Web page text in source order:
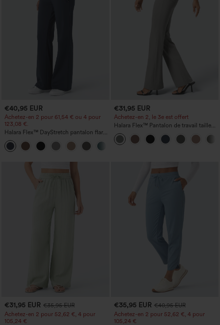
€40,95 EUR
Achetez-en 2 pour 61,54 € ou 4 pour
123,08 €.
Halara Flex™ DayStretch pantalon flare
de travail, taille mi-haute, poche latérale
zippée
+12
€31,95 EUR
Achetez-en 2, le 3e est offert
Halara Flex™ Pantalon de travail taille
haute avec poche latérale arrière et
légère coupe évasée
€31,95 EUR €35,95 EUR
Achetez-en 2 pour 52,62 €, 4 pour
105,24 €
€35,95 EUR €40,95 EUR
Achetez-en 2 pour 52,62 €, 4 pour
105,24 €